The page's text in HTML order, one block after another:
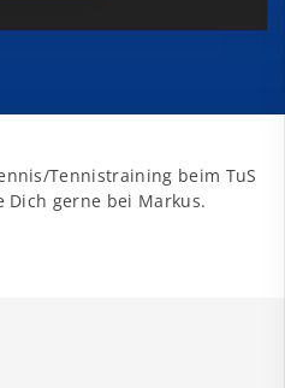
Tennistraining beim TuS
Dich gerne bei Markus.